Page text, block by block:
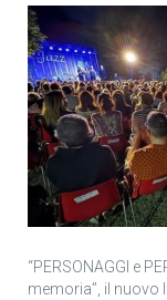
“PERSONAGGI e
memoria”, il nuovo